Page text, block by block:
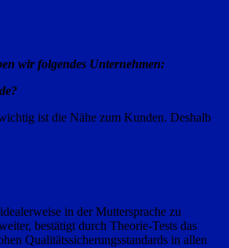
wir folgendes Unternehmen:
ist die Nähe zum Kunden. Deshalb
in der Muttersprache zu
bestätigt durch Theorie-Tests das
Qualitätssicherungsstandards in allen